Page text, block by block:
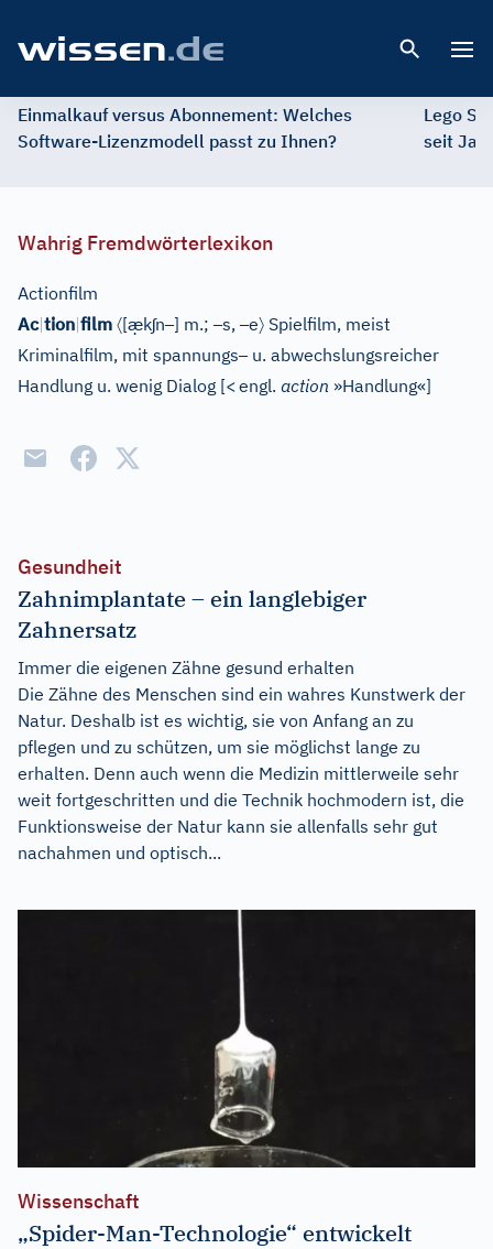
Einmalkauf versus Abonnement: Welches
Software-Lizenzmodell passt zu Ihnen?
Lego
seit
Wahrig Fremdwörterlexikon
Actionfilm
Ac|tion|film 〈[æ̣kʃn–] m.;–s,–e〉 Spielfilm, meist
Kriminalfilm, mit spannungs–u. abwechslungsreicher
Handlung u. wenig Dialog [<engl. action »Handlung«]
Gesundheit
Zahnimplantate – ein langlebiger
Zahnersatz
Immer die eigenen Zähne gesund erhalten
Die Zähne des Menschen sind ein wahres Kunstwerk der
Natur. Deshalb ist es wichtig, sie von Anfang an zu
pflegen und zu schützen, um sie möglichst lange zu
erhalten. Denn auch wenn die Medizin mittlerweile sehr
weit fortgeschritten und die Technik hochmodern ist, die
Funktionsweise der Natur kann sie allenfalls sehr gut
nachahmen und optisch...
Wissenschaft
„Spider-Man-Technologie“ entwickelt